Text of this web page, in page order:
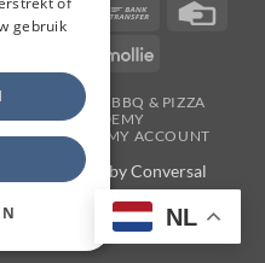
MasterCardBancontactBank
Maestro Mollie
KOOKGEREI
BBQ & PIZZA
ACADEMY
CONTACT MY ACCOUNT
| Support byConversal
NL
gebruik